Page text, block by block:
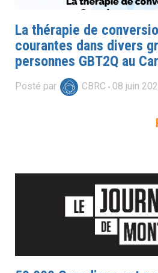
La thérapie de
courantes dans divers
personnes GBT2Q au
Posté par CBRC 08 juin